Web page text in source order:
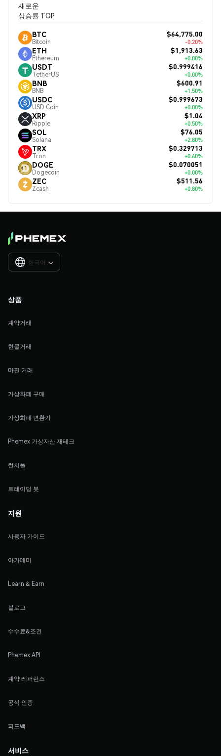
새로운
상승률 TOP
BTC
Bitcoin
$64,775.00
-0.20%
ETH
Ethereum
$1,913.63
+0.00%
USDT
TetherUS
$0.999416
+0.00%
BNB
BNB
$600.91
+1.50%
USDC
USD Coin
$0.999673
+0.00%
XRP
Ripple
$1.04
+0.50%
SOL
Solana
$76.05
+2.80%
TRX
Tron
$0.329713
+0.60%
DOGE
Dogecoin
$0.070051
+0.00%
ZEC
Zcash
$511.56
+0.80%
한국어 
상품
계약거래
현물거래
마진 거래
가상화폐 구매
가상화폐 변환기
Phemex 가상자산 재테크
런치풀
트레이딩 봇
지원
사용자 가이드
아카데미
Learn & Earn
블로그
수수료&조건
Phemex API
계약 레퍼런스
공식 인증
피드백
서비스